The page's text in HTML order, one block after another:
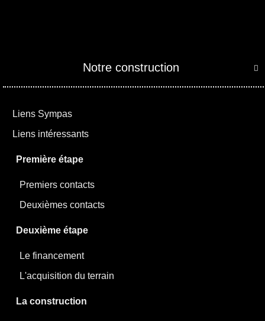

Notre construction
Liens Sympas
Liens intéressants
Première étape
Premiers contacts
Deuxièmes contacts
Deuxième étape
Le financement
L'acquisition du terrain
La construction